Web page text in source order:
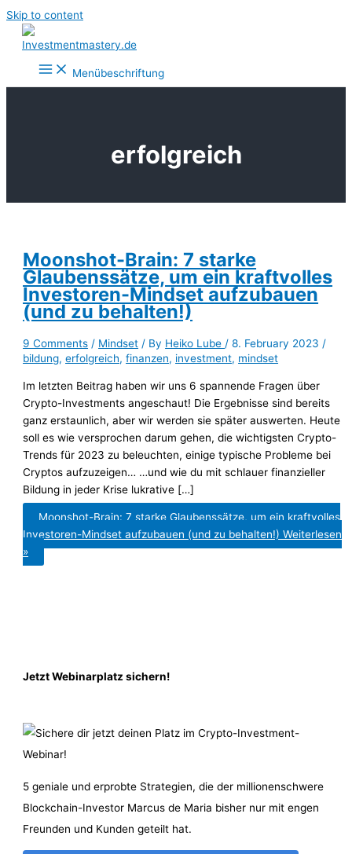
Skip to content
Menübeschriftung
erfolgreich
Moonshot-Brain: 7 starke
Glaubenssätze, um ein kraftvolles
Investoren-Mindset aufzubauen
(und zu behalten!)
9 Comments / Mindset / By Heiko Lube /8. February 2023 /
bildung,erfolgreich,finanzen, investment, mindset
Im letzten Beitrag haben wir uns 6 spannende Fragen über
Crypto-Investments angeschaut! Die Ergebnisse sind bereits
ganz erstaunlich, aber wir werden sie später auswerten. Heute
soll es wie versprochen darum gehen, die wichtigsten Crypto-
Trends für 2023 zu beleuchten, einige typische Probleme bei
Cryptos aufzuzeigen… …und wie du mit schlauer finanzieller
Bildung in jeder Krise lukrative […]
Moonshot-Brain: 7 starke Glaubenssätze, um ein kraftvolles
Investoren-Mindset aufzubauen (und zu behalten!) Weiterlesen
»
Jetzt Webinarplatz sichern!
5 geniale und erprobte Strategien, die der millionenschwere
Blockchain-Investor Marcus de Maria bisher nur mit engen
Freunden und Kunden geteilt hat.